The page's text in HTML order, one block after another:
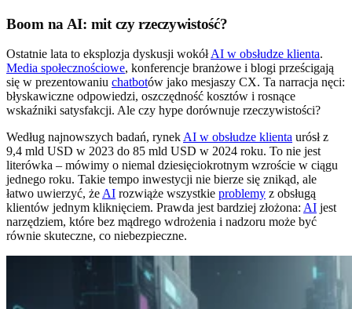
Boom na AI: mit czy rzeczywistość?
Ostatnie lata to eksplozja dyskusji wokółAI w obsłudze klienta.
Media społecznościowe, konferencje branżowe i blogi prześcigają
się w prezentowaniu chatbotów jako mesjaszy CX. Ta narracja nęci:
błyskawiczne odpowiedzi, oszczędność kosztów i rosnące
wskaźniki satysfakcji. Ale czy hype dorównuje rzeczywistości?
Według najnowszych badań, rynek AI w obsłudze klienta urósł z
9,4 mld USD w 2023 do 85 mld USD w 2024 roku. To nie jest
literówka – mówimy o niemal dziesięciokrotnym wzroście w ciągu
jednego roku. Takie tempo inwestycji nie bierze się znikąd, ale
łatwo uwierzyć, że AI rozwiąże wszystkie problemy z obsługą
klientów jednym kliknięciem. Prawda jest bardziej złożona: AI jest
narzędziem, które bez mądrego wdrożenia i nadzoru może być
równie skuteczne, co niebezpieczne.